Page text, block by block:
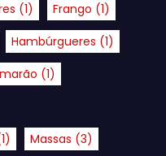
(1) Frango (1)
Hambúrgueres (1)
(1)
Massas (3)